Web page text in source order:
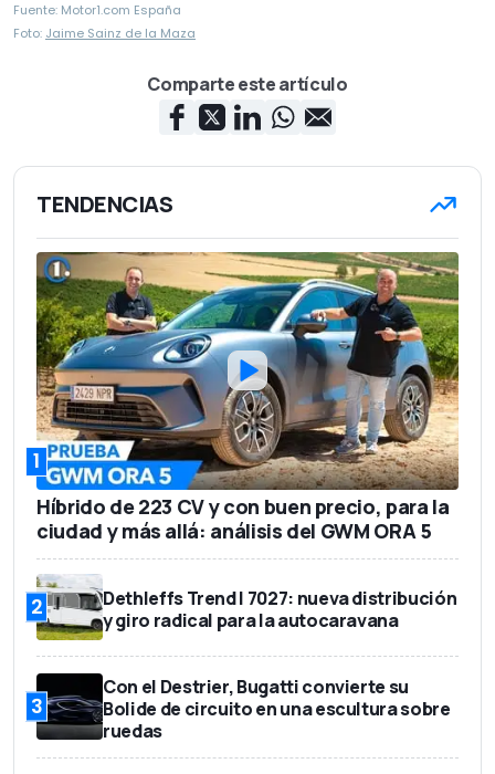
Fuente: Motor1.com España
Foto: Jaime Sainz de la Maza
Comparte este artículo
TENDENCIAS
1
Híbrido de 223 CV y con buen precio, para la
ciudad y más allá: análisis del GWM ORA 5
2
Dethleffs Trend I 7027: nueva distribución
y giro radical para la autocaravana
3
Con el Destrier, Bugatti convierte su
Bolide de circuito en una escultura sobre
ruedas